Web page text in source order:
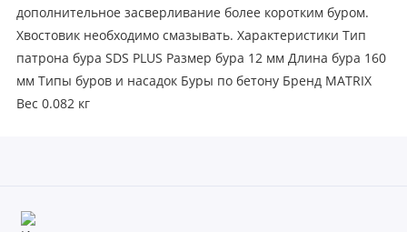
дополнительное засверливание более коротким буром.
Хвостовик необходимо смазывать. Характеристики Тип
патрона бура SDS PLUS Размер бура 12 мм Длина бура 160
мм Типы буров и насадок Буры по бетону Бренд MATRIX
Вес 0.082 кг